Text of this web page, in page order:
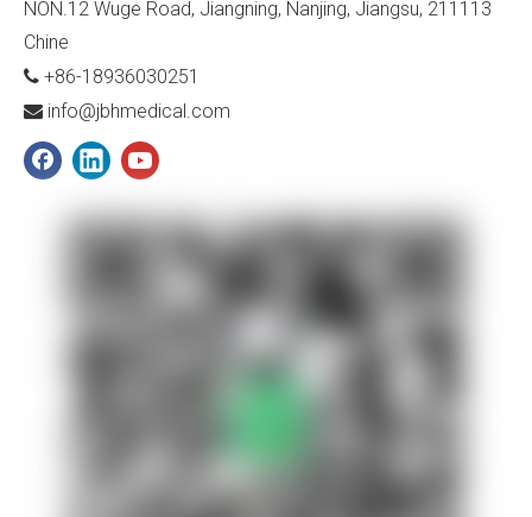
NON.12 Wuge Road, Jiangning, Nanjing, Jiangsu, 211113
Chine
 +86-18936030251
 info@jbhmedical.com